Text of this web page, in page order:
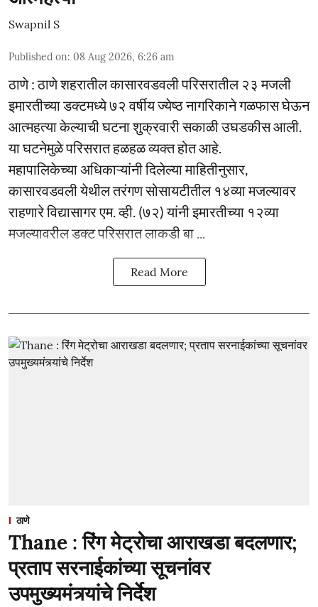
Swapnil S
Published on: 08 Aug 2026, 6:26 am
ठाणे : ठाणे शहरातील कासारवडवली परिसरातील २३ मजली
इमारतीच्या डक्टमध्ये ७२ वर्षीय ज्येष्ठ नागरिकाने गळफास घेऊन
आत्महत्या केल्याची घटना शुक्रवारी सकाळी उघडकीस आली.
या घटनेमुळे परिसरात हळहळ व्यक्त होत आहे.
महापालिकेच्या अधिकाऱ्यांनी दिलेल्या माहितीनुसार,
कासारवडवली येथील तरंगण सोसायटीतील १४व्या मजल्यावर
राहणारे विद्यासागर एम. व्ही. (७२) यांनी इमारतीच्या १२व्या
मजल्यावरील डक्ट परिसरात लाकडी बा ...
Read More
ठाणे
Thane : रिंग मेट्रोचा आराखडा बदलणार;
प्रताप सरनाईकांच्या सूचनांवर
उपमुख्यमंत्र्यांचे निर्देश